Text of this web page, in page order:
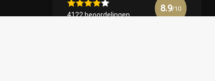
4122 beoordelingen
8.9/10